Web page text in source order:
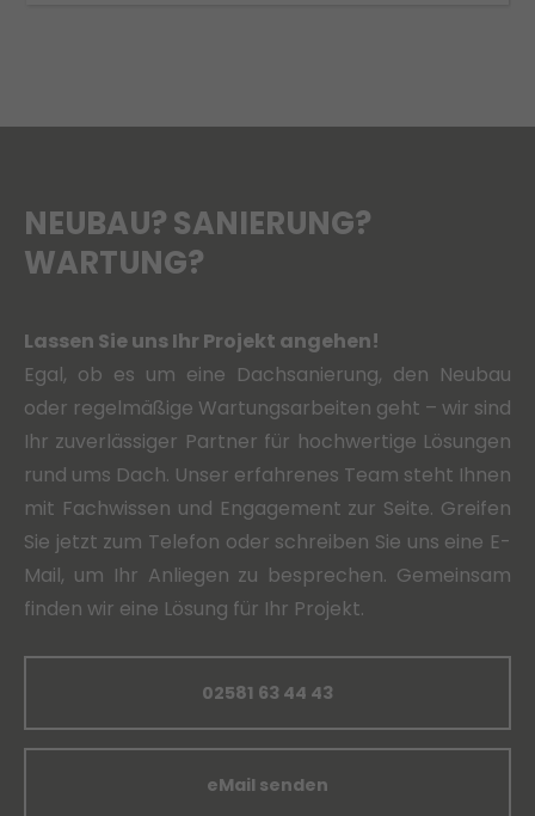
NEUBAU? SANIERUNG?
WARTUNG?
Lassen Sie uns Ihr Projekt angehen!
Egal, ob es um eine Dachsanierung, den Neubau
oder regelmäßige Wartungsarbeiten geht – wir sind
Ihr zuverlässiger Partner für hochwertige Lösungen
rund ums Dach. Unser erfahrenes Team steht Ihnen
mit Fachwissen und Engagement zur Seite. Greifen
Sie jetzt zum Telefon oder schreiben Sie uns eine E-
Mail, um Ihr Anliegen zu besprechen. Gemeinsam
finden wir eine Lösung für Ihr Projekt.
02581 63 44 43
eMail senden